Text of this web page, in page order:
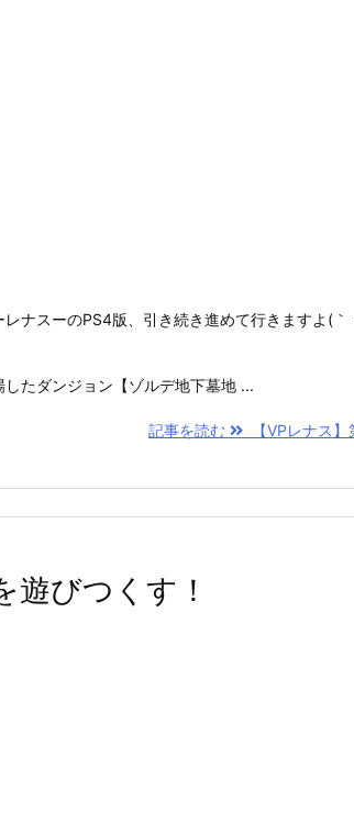
ナスーのPS4版、引き続き進めて行きますよ(｀
たダンジョン【ゾルデ地下墓地 ...
記事を読む 【VPレナス】
遊びつくす！